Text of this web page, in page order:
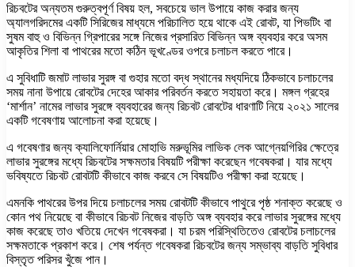
রিচবটের অন্যতম গুরুত্বপূর্ণ বিষয় হল, সবচেয়ে ভাল উপায়ে কাজ করার জন্য
অ্যালগরিদমের একটি সিরিজের মাধ্যমে পরিচালিত হয়ে থাকে এই রোবট, যা পিভটিং বা
সুষম বাহু ও বিভিন্ন গ্রিপারের সঙ্গে নিজের প্রসারিত বিভিন্ন অঙ্গ ব্যবহার করে অসম
আকৃতির শিলা বা পাথরের মতো কঠিন ভূখণ্ডের ওপরে চলাচল করতে পারে।
এ সুবিধাটি জমাট লাভার সুরঙ্গ বা গুহার মতো বদ্ধ স্থানের মধ্যদিয়ে ঠিকভাবে চলাচলের
সময় নানা উপায়ে রোবটের দেহের আকার পরিবর্তন করতে সহায়তা করে। মঙ্গল গ্রহের
‘মার্শান’ নামের লাভার সুরঙ্গে ব্যবহারের জন্য রিচবট রোবটের ধারণাটি নিয়ে ২০২১ সালের
একটি গবেষণায় আলোচনা করা হয়েছে।
এ গবেষণার জন্য ক্যালিফোর্নিয়ার মোহাভি মরুভূমির লাভিক লেক আগ্নেয়গিরির ক্ষেত্রে
লাভার সুরঙ্গের মধ্যে রিচবটের সক্ষমতার বিষয়টি পরীক্ষা করেছেন গবেষকরা। যার মধ্যে
ভবিষ্যতে রিচবট রোবটটি কীভাবে কাজ করবে সে বিষয়টিও পরীক্ষা করা হয়েছে।
এমনকি পাথরের উপর দিয়ে চলাচলের সময় রোবটটি কীভাবে পাথুরে পৃষ্ঠ শনাক্ত করেছে ও
কোন পথ নিয়েছে বা কীভাবে রিচবট নিজের বাড়তি অঙ্গ ব্যবহার করে লাভার সুরঙ্গের মধ্যে
কাজ করেছে তাও খতিয়ে দেখেন গবেষকরা। যা চরম পরিস্থিতিতেও রোবটের চলাচলের
সক্ষমতাকে প্রকাশ করে। শেষ পর্যন্ত গবেষকরা রিচবটের জন্য সম্ভাব্য বাড়তি সুবিধার
বিস্তৃত পরিসর খুঁজে পান।